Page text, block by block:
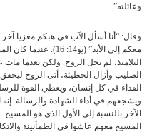
وعائلته”.
وقال: “أنا أسأل الآب في هبكم معزيا آخر
معكم إلى الأبد” (يو14: 16).
التلاميذ، لم يحل الروح. ولكن بعدما مات
الصليب وأزال الخطيئة، أتى الروح ليحقق
الفداء في كل إنسان، ويعطي القوة
ويشجعهم في أداء الشهادة والرسالة. إنه
الآخر بالنسبة إلى الأول الذي هو المسيح.
المسيح معهم عاشوا في الطمأنينة